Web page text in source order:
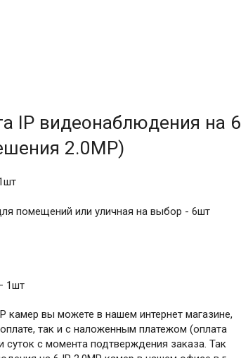
IP видеонаблюдения на 6
2.0MP)
помещений или уличная на выбор - 6шт
1шт
камер вы можете в нашем интернет магазине,
так и с наложенным платежом (оплата
суток с момента подтверждения заказа. Так